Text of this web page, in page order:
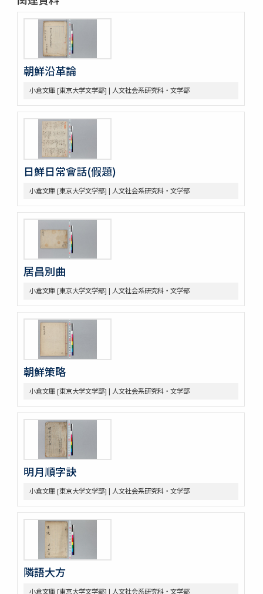
朝鮮沿革論
小倉文庫 [東京大学文学部] | 人文社会系研究科・文学部
日鮮日常會話(假題)
小倉文庫 [東京大学文学部] | 人文社会系研究科・文学部
居昌別曲
小倉文庫 [東京大学文学部] | 人文社会系研究科・文学部
朝鮮策略
小倉文庫 [東京大学文学部] | 人文社会系研究科・文学部
明月順字訣
小倉文庫 [東京大学文学部] | 人文社会系研究科・文学部
隣語大方
小倉文庫 [東京大学文学部] | 人文社会系研究科・文学部